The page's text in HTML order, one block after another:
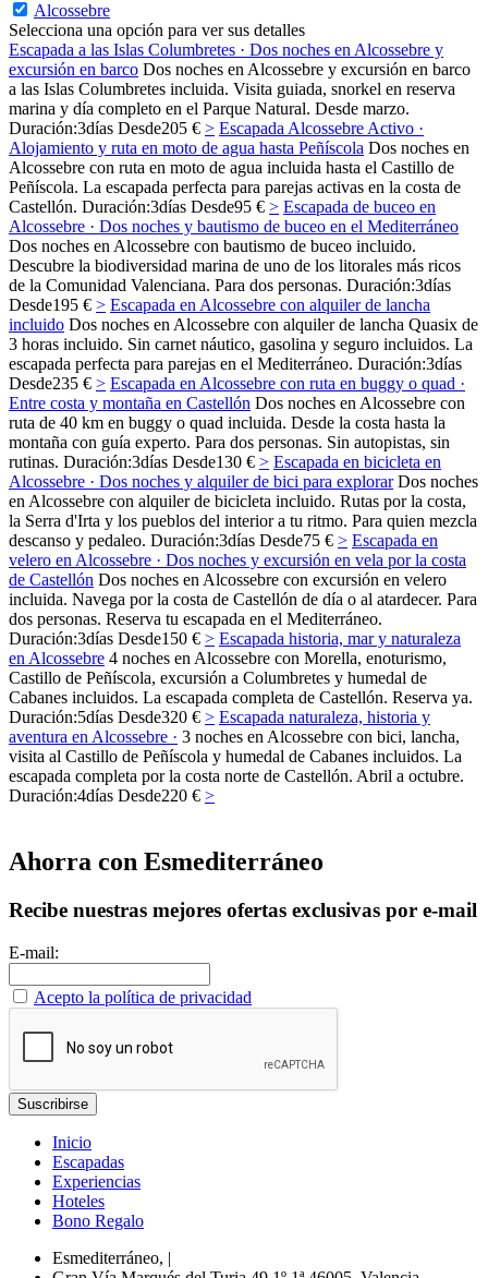
Alcossebre
Selecciona una opción para ver sus detalles
Escapada a las Islas Columbretes · Dos noches en Alcossebre y
excursión en barco Dos noches en Alcossebre y excursión en barco
a las Islas Columbretes incluida. Visita guiada, snorkel en reserva
marina y día completo en el Parque Natural. Desde marzo.
Duración:3días Desde205 € > Escapada Alcossebre Activo ·
Alojamiento y ruta en moto de agua hasta Peñíscola Dos noches en
Alcossebre con ruta en moto de agua incluida hasta el Castillo de
Peñíscola. La escapada perfecta para parejas activas en la costa de
Castellón. Duración:3días Desde95 € > Escapada de buceo en
Alcossebre · Dos noches y bautismo de buceo en el Mediterráneo
Dos noches en Alcossebre con bautismo de buceo incluido.
Descubre la biodiversidad marina de uno de los litorales más ricos
de la Comunidad Valenciana. Para dos personas. Duración:3días
Desde195 € > Escapada en Alcossebre con alquiler de lancha
incluido Dos noches en Alcossebre con alquiler de lancha Quasix de
3 horas incluido. Sin carnet náutico, gasolina y seguro incluidos. La
escapada perfecta para parejas en el Mediterráneo. Duración:3días
Desde235 € > Escapada en Alcossebre con ruta en buggy o quad ·
Entre costa y montaña en Castellón Dos noches en Alcossebre con
ruta de 40 km en buggy o quad incluida. Desde la costa hasta la
montaña con guía experto. Para dos personas. Sin autopistas, sin
rutinas. Duración:3días Desde130 € > Escapada en bicicleta en
Alcossebre · Dos noches y alquiler de bici para explorar Dos noches
en Alcossebre con alquiler de bicicleta incluido. Rutas por la costa,
la Serra d'Irta y los pueblos del interior a tu ritmo. Para quien mezcla
descanso y pedaleo. Duración:3días Desde75 € > Escapada en
velero en Alcossebre · Dos noches y excursión en vela por la costa
de Castellón Dos noches en Alcossebre con excursión en velero
incluida. Navega por la costa de Castellón de día o al atardecer. Para
dos personas. Reserva tu escapada en el Mediterráneo.
Duración:3días Desde150 € > Escapada historia, mar y naturaleza
en Alcossebre 4 noches en Alcossebre con Morella, enoturismo,
Castillo de Peñíscola, excursión a Columbretes y humedal de
Cabanes incluidos. La escapada completa de Castellón. Reserva ya.
Duración:5días Desde320 € > Escapada naturaleza, historia y
aventura en Alcossebre · 3 noches en Alcossebre con bici, lancha,
visita al Castillo de Peñíscola y humedal de Cabanes incluidos. La
escapada completa por la costa norte de Castellón. Abril a octubre.
Duración:4días Desde220 € >
Ahorra con Esmediterráneo
Recibe nuestras mejores ofertas exclusivas por e-mail
E-mail:
Acepto la política de privacidad
Inicio
Escapadas
Experiencias
Hoteles
Bono Regalo
Esmediterráneo, |